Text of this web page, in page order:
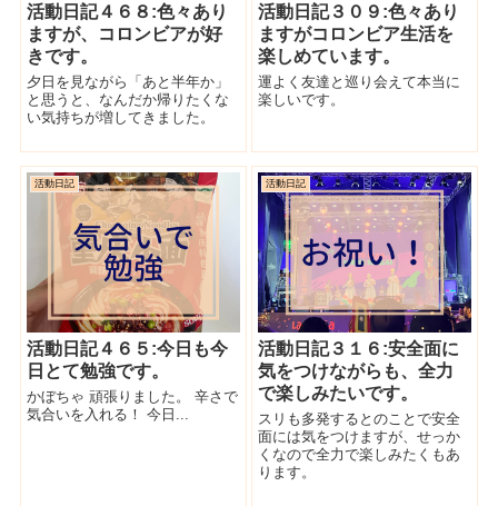
活動日記４６８:色々あり
ますが、コロンビアが好
きです。
夕日を見ながら「あと半年か」
と思うと、なんだか帰りたくな
い気持ちが増してきました。
活動日記３０９:色々あり
ますがコロンビア生活を
楽しめています。
運よく友達と巡り会えて本当に
楽しいです。
活動日記
活動日記４６５:今日も今
日とて勉強です。
かぼちゃ 頑張りました。 辛さで
気合いを入れる！ 今日...
活動日記
活動日記３１６:安全面に
気をつけながらも、全力
で楽しみたいです。
スリも多発するとのことで安全
面には気をつけますが、せっか
くなので全力で楽しみたくもあ
ります。